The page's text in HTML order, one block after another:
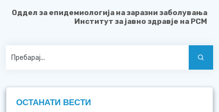
Оддел за епидемиологија на заразни заболувања
Институт за јавно здравје на РСМ
ОСТАНАТИ ВЕСТИ